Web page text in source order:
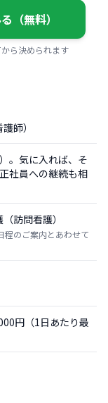
（無料）
ら決められます
師）
。気に入れば、そ
社員への継続も相
訪問看護）
程のご案内とあわせて
円（1日あたり最